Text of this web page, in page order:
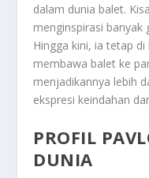
dalam dunia balet.
menginspirasi banyak
Hingga kini, ia tetap
membawa balet ke
menjadikannya lebih
ekspresi keindahan
PROFIL
DUNIA